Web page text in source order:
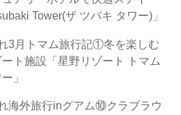
Tower(ザ ツバキ タワー)」
3月トマム旅行記①冬を楽しむ
ト施設「星野リゾート トマム
」
海外旅行inグアム⑩クラブラウ